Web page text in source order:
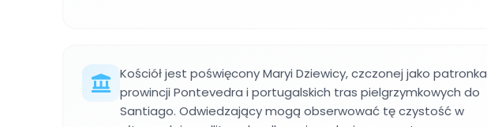
Kościół jest poświęcony Maryi Dziewicy, czczonej jako patronka
prowincji Pontevedra i portugalskich tras pielgrzymkowych do
Santiago. Odwiedzający mogą obserwować tę czystość w